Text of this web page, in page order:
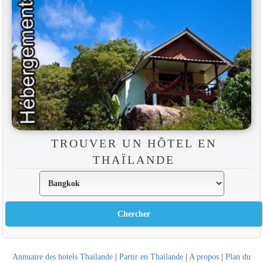
TROUVER UN HÔTEL EN
THAÏLANDE
Annuaire des hotels Thailande | Partir en Thailande | A propos | Plan du